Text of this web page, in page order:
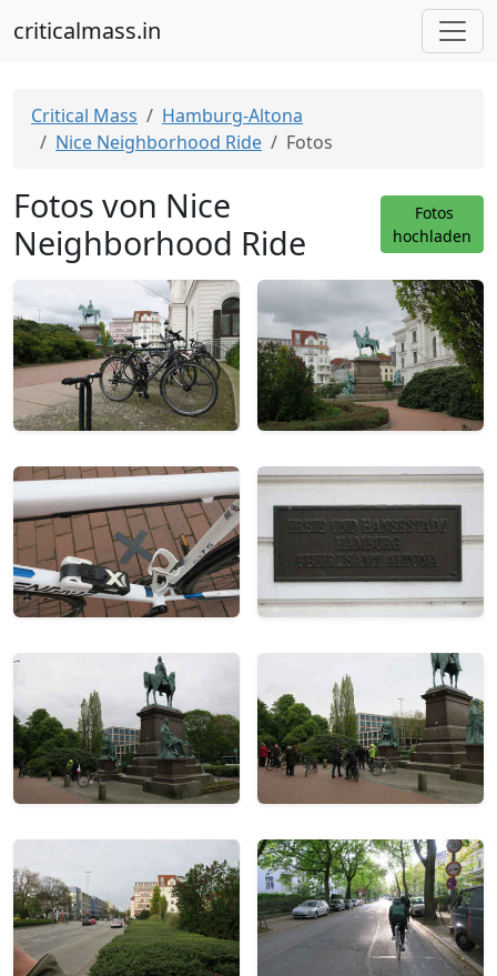
criticalmass.in
Critical Mass
Hamburg-Altona
Nice Neighborhood Ride
Fotos
Fotos von Nice
Neighborhood Ride
Fotos
hochladen